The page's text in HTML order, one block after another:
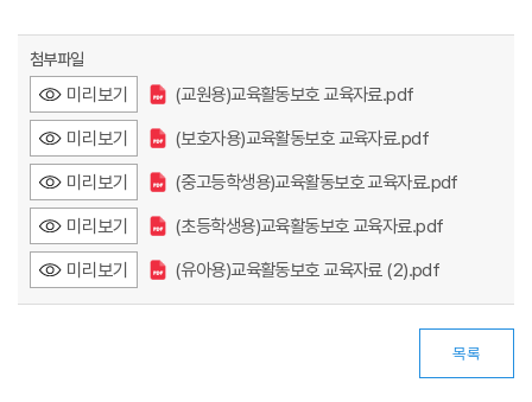
첨부파일
미리보기
(교원용)교육활동보호 교육자료.pdf
미리보기
(보호자용)교육활동보호 교육자료.pdf
미리보기
(중고등학생용)교육활동보호 교육자료.pdf
미리보기
(초등학생용)교육활동보호 교육자료.pdf
미리보기
(유아용)교육활동보호 교육자료 (2).pdf
목록